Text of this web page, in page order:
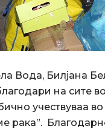
Вода, Билјана
на сите
учествуваа
рака”.